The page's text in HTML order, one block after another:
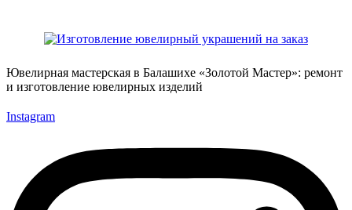
Ювелирная мастерская в Балашихе «Золотой Мастер»: ремонт
и изготовление ювелирных изделий
Instagram